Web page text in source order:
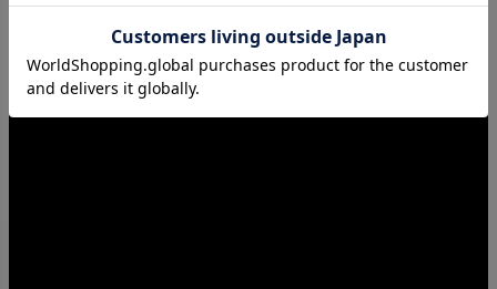
【カバー力&ツヤファンデ】メイコーさんが誇るカバー力&